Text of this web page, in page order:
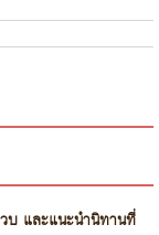
บ และแนะนำนิทานที่